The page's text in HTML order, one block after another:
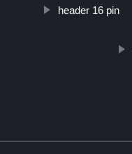
header 16 pin